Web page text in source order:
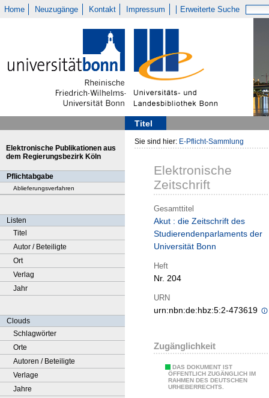
Home Neuzugänge Kontakt Impressum Erweiterte Suche
Titel
Elektronische Publikationen aus
dem Regierungsbezirk Köln
Pflichtabgabe
Ablieferungsverfahren
Listen
Titel
Autor / Beteiligte
Ort
Verlag
Jahr
Clouds
Schlagwörter
Orte
Autoren / Beteiligte
Verlage
Jahre
Sie sind hier: E-Pflicht-Sammlung
Elektronische
Zeitschrift
Gesamttitel
Akut : die Zeitschrift des
Studierendenparlaments der
Universität Bonn
Heft
Nr. 204
URN
urn:nbn:de:hbz:5:2-473619
Zugänglichkeit
DAS DOKUMENT IST
ÖFFENTLICH ZUGÄNGLICH IM
RAHMEN DES DEUTSCHEN
URHEBERRECHTS.